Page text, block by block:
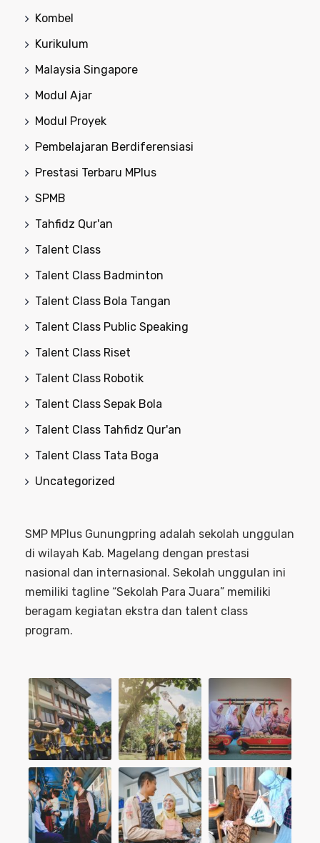
Kombel
Kurikulum
Malaysia Singapore
Modul Ajar
Modul Proyek
Pembelajaran Berdiferensiasi
Prestasi Terbaru MPlus
SPMB
Tahfidz Qur'an
Talent Class
Talent Class Badminton
Talent Class Bola Tangan
Talent Class Public Speaking
Talent Class Riset
Talent Class Robotik
Talent Class Sepak Bola
Talent Class Tahfidz Qur'an
Talent Class Tata Boga
Uncategorized
SMP MPlus Gunungpring adalah sekolah unggulan
di wilayah Kab. Magelang dengan prestasi
nasional dan internasional. Sekolah unggulan ini
memiliki tagline “Sekolah Para Juara” memiliki
beragam kegiatan ekstra dan talent class
program.